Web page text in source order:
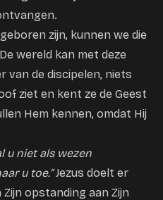
zijn, kunnen we die
wereld kan met deze
van de discipelen, niets
ziet en kent ze de Geest
Hem kennen, omdat Hij
u niet als wezen
u toe.”Jezus doelt er
opstanding aan Zijn